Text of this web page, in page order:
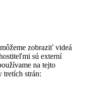
zobraziť videá
sú externí
na tejto
tretích strán: